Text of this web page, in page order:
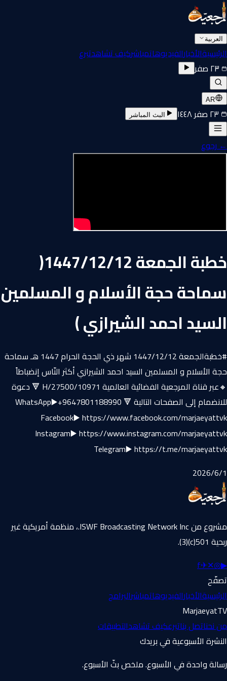
العربية
الرئيسيةالأخبارالفيديوهاتمباشركيف تشاهدتبرع
٢٣ صفر
AR
٢٣ صفر ١٤٤٨ البث المباشر
←رجوع
خطبة الجمعة 1447/12/12(
سماحة حجة الأسلام و المسلمين
السيد احمد الشيرازي )
#خطبةالجمعة 1447/12/12 شهر ذي الحجة الحرام 1447 هـ سماحة
حجة الأسلام و المسلمين السيد احمد الشيرازي أكثر النّاس إنضباطاً
🔸عبر قناة المرجعية الفضائية العالمية 10971/H/27500 🔻 دعوة
للانضمام إلى الصفحات التالية 🔻 WhatsApp▶️+9647801188990
Facebook▶️ https://www.facebook.com/marjaeyattvk
Instagram▶️ https://www.instagram.com/marjaeyattvk
Telegram▶️ https://t.me/marjaeyattvk
1‏/6‏/2026
مشروع من ISWF Broadcasting Network Inc.، منظمة أمريكية غير
ربحية 501(c)(3).
▶
◎
✕
✈
f
تصفّح
الرئيسيةالأخبارالفيديوهاتمباشرالبرامج
MarjaeyatTV
من نحناتصل بناتبرعكيف تشاهدالتطبيقات
النشرة الأسبوعية في بريدك
رسالة واحدة في الأسبوع. ملخص بثّ الأسبوع.